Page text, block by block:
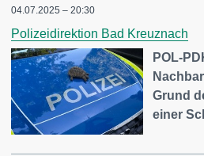
04.07.2025 – 20:30
Polizeidirektion Bad Kreuznach
POL-
Grund
einer